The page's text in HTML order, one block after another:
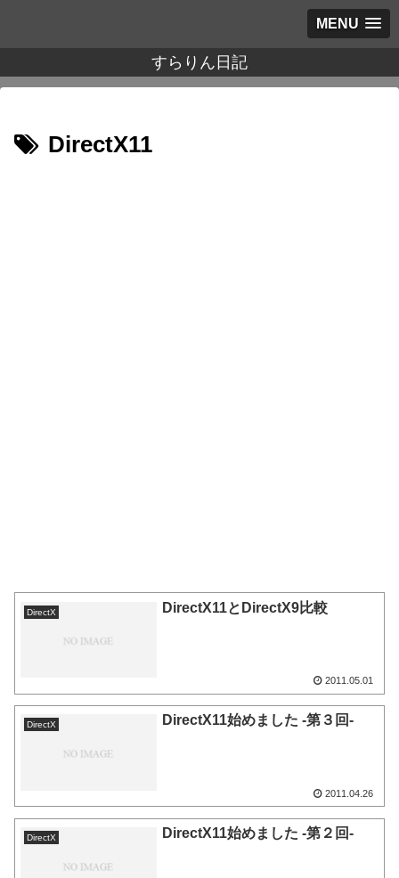
MENU
すらりん日記
DirectX11
DirectX DirectX11とDirectX9比較
2011.05.01
DirectX DirectX11始めました -第３回-
2011.04.26
DirectX DirectX11始めました -第２回-